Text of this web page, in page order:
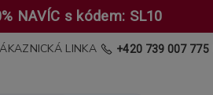
NAVÍC s kódem: SL10
LINKA +420 739 007 775